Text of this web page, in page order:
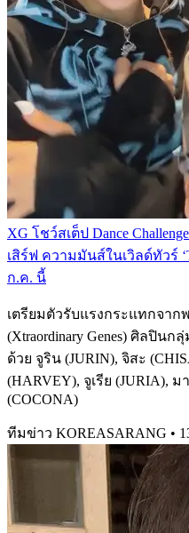
XG โชว์สเต็ป Dance
เสิร์ฟ ความมันส์ในเวิลด์ทัวร์
ก.ค. นี้
เตรียมตัวรับแรงกระแทกจาก
(Xtraordinary Genes) ศิลปิน
ด้วย จูริน (JURIN), จิสะ
(HARVEY), จูเรีย (JURIA),
(COCONA)
ทีมข่าว KOREASARANG •